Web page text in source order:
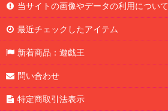
当サイトの画像やデータの利用について
最近チェックしたアイテム
新着商品：遊戯王
問い合わせ
特定商取引法表示